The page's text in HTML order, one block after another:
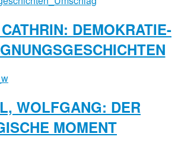
DEMOKRATIE-
WOLFGANG: DER
MOMENT